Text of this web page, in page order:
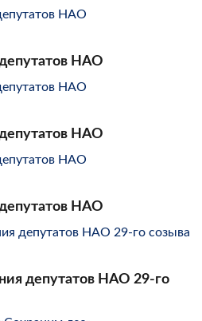
НАО
НАО
НАО
депутатов НАО 29-го